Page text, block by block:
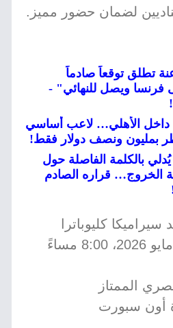
لضمان حضور مميز.
تطلق توقعاً صادماً
ويصل للنهائي" -
داخل الأهلي… لاعب أساسي
بمليون ونصف دولار فقط!
بالكلمة الفاصلة حول
الخروج… قراره الصادم
كليوباترا
الأربعاء 20 مايو 2026، 8:00 مساءً
الممتاز
أون سبورت